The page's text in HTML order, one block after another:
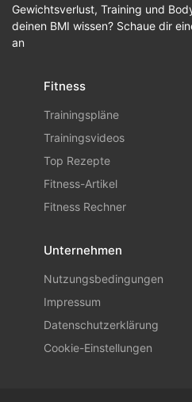
Gewichtsverlust, Training und
deinen BMI wissen? Schaue dir
an
Fitness
Trainingspläne
Trainingsvideos
Top Rezepte
Fitness-Artikel
Fitness Rechner
Unternehmen
Nutzungsbedingungen
Impressum
Datenschutzerklärung
Cookie-Einstellungen